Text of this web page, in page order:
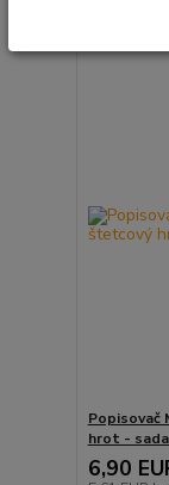
Popisovač
hrot -
6,90